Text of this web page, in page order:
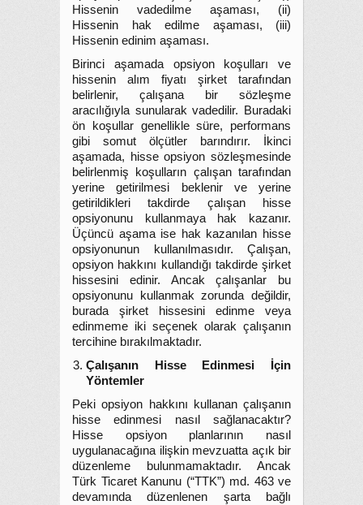
Hissenin vadedilme aşaması, (ii)
Hissenin hak edilme aşaması, (iii)
Hissenin edinim aşaması.
Birinci aşamada opsiyon koşulları ve
hissenin alım fiyatı şirket tarafından
belirlenir, çalışana bir sözleşme
aracılığıyla sunularak vadedilir. Buradaki
ön koşullar genellikle süre, performans
gibi somut ölçütler barındırır. İkinci
aşamada, hisse opsiyon sözleşmesinde
belirlenmiş koşulların çalışan tarafından
yerine getirilmesi beklenir ve yerine
getirildikleri takdirde çalışan hisse
opsiyonunu kullanmaya hak kazanır.
Üçüncü aşama ise hak kazanılan hisse
opsiyonunun kullanılmasıdır. Çalışan,
opsiyon hakkını kullandığı takdirde şirket
hissesini edinir. Ancak çalışanlar bu
opsiyonunu kullanmak zorunda değildir,
burada şirket hissesini edinme veya
edinmeme iki seçenek olarak çalışanın
tercihine bırakılmaktadır.
Çalışanın Hisse Edinmesi İçin
Yöntemler
Peki opsiyon hakkını kullanan çalışanın
hisse edinmesi nasıl sağlanacaktır?
Hisse opsiyon planlarının nasıl
uygulanacağına ilişkin mevzuatta açık bir
düzenleme bulunmamaktadır. Ancak
Türk Ticaret Kanunu (“TTK”) md. 463 ve
devamında düzenlenen şarta bağlı